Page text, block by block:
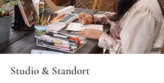
Studio & Standort